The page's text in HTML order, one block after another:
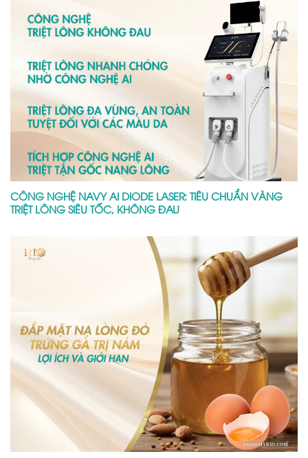
CÔNG NGHỆ NAVY AI DIODE LASER: TIÊU CHUẨN VÀNG
TRIỆT LÔNG SIÊU TỐC, KHÔNG ĐAU